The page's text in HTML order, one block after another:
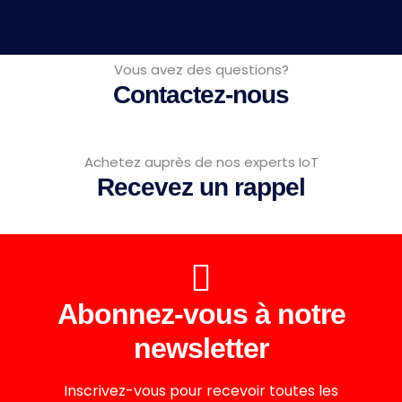
Achetez auprès de nos experts IoT
Recevez un rappel
Vous avez des questions?
Contactez-nous
Abonnez-vous à notre
newsletter
Inscrivez-vous pour recevoir toutes les